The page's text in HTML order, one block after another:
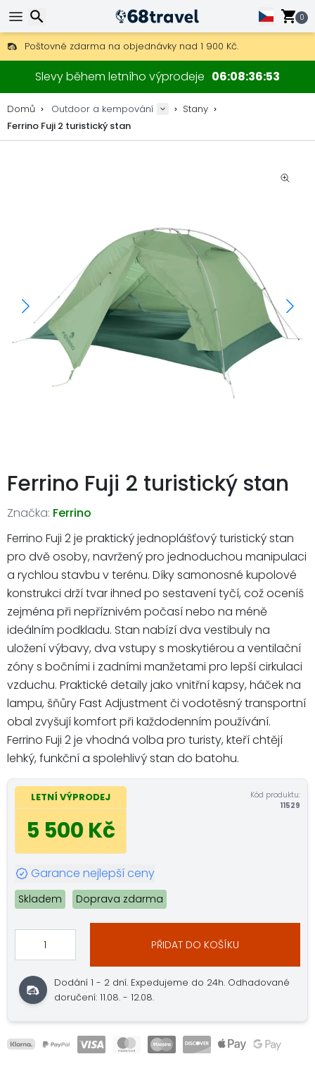
0
Poštovné zdarma na objednávky nad 1 900 Kč.
30 dní na vrácení, 90 dní na dřevěné mapy a dekorace.
Nejlepší ceny na outdoor vybavení a doplňky.
Slevy během letního výprodeje 06 08 36 53
Domů Outdoor a kempování
Stany
Ferrino Fuji 2 turistický stan
Ferrino Fuji 2 turistický stan
Značka: Ferrino
Ferrino Fuji 2 je praktický jednoplášťový turistický stan
pro dvě osoby, navržený pro jednoduchou manipulaci
a rychlou stavbu v terénu. Díky samonosné kupolové
konstrukci drží tvar ihned po sestavení tyčí, což oceníš
zejména při nepříznivém počasí nebo na méně
ideálním podkladu. Stan nabízí dva vestibuly na
uložení výbavy, dva vstupy s moskytiérou a ventilační
zóny s bočními i zadními manžetami pro lepší cirkulaci
vzduchu. Praktické detaily jako vnitřní kapsy, háček na
lampu, šňůry Fast Adjustment či vodotěsný transportní
obal zvyšují komfort při každodenním používání.
Ferrino Fuji 2 je vhodná volba pro turisty, kteří chtějí
lehký, funkční a spolehlivý stan do batohu.
LETNÍ VÝPRODEJ
5 500 Kč
Kód produktu:
11529
Garance nejlepší ceny
Skladem Doprava zdarma
PŘIDAT DO KOŠÍKU
Dodání 1 - 2 dní. Expedujeme do 24h. Odhadované
doručení: 11.08. - 12.08.
Hledat